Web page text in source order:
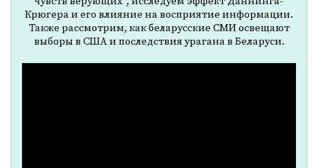
Крюгера и его влияние на восприятие информации.
Также рассмотрим, как беларусские СМИ освещают
выборы в США и последствия урагана в Беларуси.